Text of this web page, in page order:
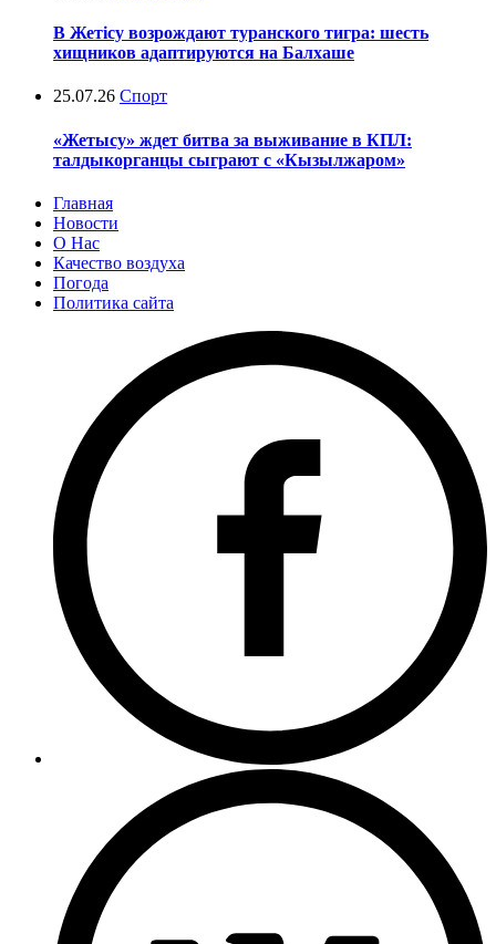
В Жетісу возрождают туранского тигра: шесть
хищников адаптируются на Балхаше
25.07.26 Спорт
«Жетысу» ждет битва за выживание в КПЛ:
талдыкорганцы сыграют с «Кызылжаром»
Главная
Новости
О Нас
Качество воздуха
Погода
Политика сайта